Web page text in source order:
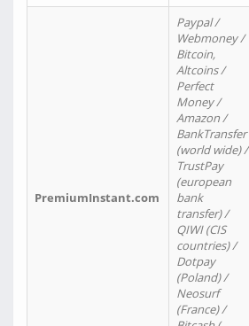
PremiumInstant.com
Paypal /
Webmoney /
Bitcoin,
Altcoins /
Perfect
Money /
Amazon /
BankTransfer
(world wide) /
TrustPay
(european
bank
transfer) /
QIWI (CIS
countries) /
Dotpay
(Poland) /
Neosurf
(France) /